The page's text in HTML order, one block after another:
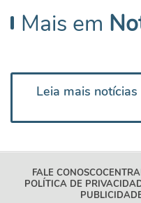
Mais em
Leia mais
FALE CONOSCO
POLÍTICA DE